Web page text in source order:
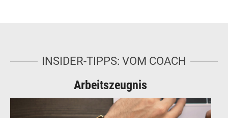
INSIDER-TIPPS: VOM COACH
Arbeitszeugnis